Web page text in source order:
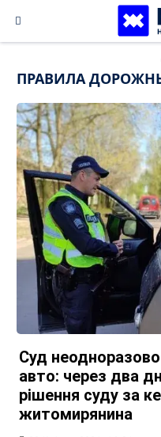
content
ПРАВИЛА
Суд
авто: через два
рішення суду за
житомирянина